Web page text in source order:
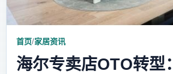
首页/家居资讯
海尔专卖店OTO转型：